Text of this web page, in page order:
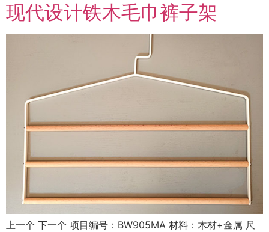
现代设计铁木毛巾裤子架
上一个 下一个 项目编号：BW905MA 材料：木材+金属 尺